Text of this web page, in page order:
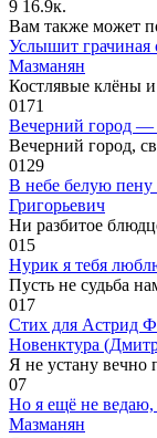
9 16.9к.
Вам также может
Услышит грачиная
Мазманян
Костлявые клёны
0171
Вечерний город —
Вечерний город,
0129
В небе белую
Григорьевич
Ни разбитое
015
Нурик я тебя
Пусть не судьба
017
Стих для Астрид
Новенктура
Я не устану вечно
07
Но я ещё не
Мазманян